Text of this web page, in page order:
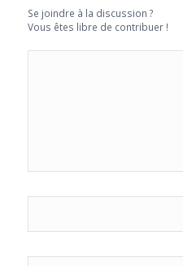
Se joindre à la discussion ?
Vous êtes libre de contribuer !